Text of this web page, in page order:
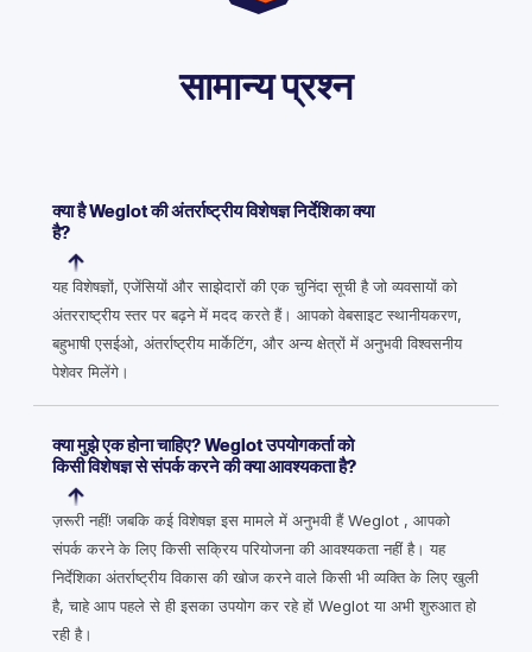
सामान्य प्रश्न
क्या है Weglot की अंतर्राष्ट्रीय विशेषज्ञ निर्देशिका क्या
है?
यह विशेषज्ञों, एजेंसियों और साझेदारों की एक चुनिंदा सूची है जो व्यवसायों को
अंतरराष्ट्रीय स्तर पर बढ़ने में मदद करते हैं। आपको वेबसाइट स्थानीयकरण,
बहुभाषी एसईओ, अंतर्राष्ट्रीय मार्केटिंग, और अन्य क्षेत्रों में अनुभवी विश्वसनीय
पेशेवर मिलेंगे।
क्या मुझे एक होना चाहिए? Weglot उपयोगकर्ता को
किसी विशेषज्ञ से संपर्क करने की क्या आवश्यकता है?
ज़रूरी नहीं! जबकि कई विशेषज्ञ इस मामले में अनुभवी हैं Weglot , आपको
संपर्क करने के लिए किसी सक्रिय परियोजना की आवश्यकता नहीं है। यह
निर्देशिका अंतर्राष्ट्रीय विकास की खोज करने वाले किसी भी व्यक्ति के लिए खुली
है, चाहे आप पहले से ही इसका उपयोग कर रहे हों Weglot या अभी शुरुआत हो
रही है।